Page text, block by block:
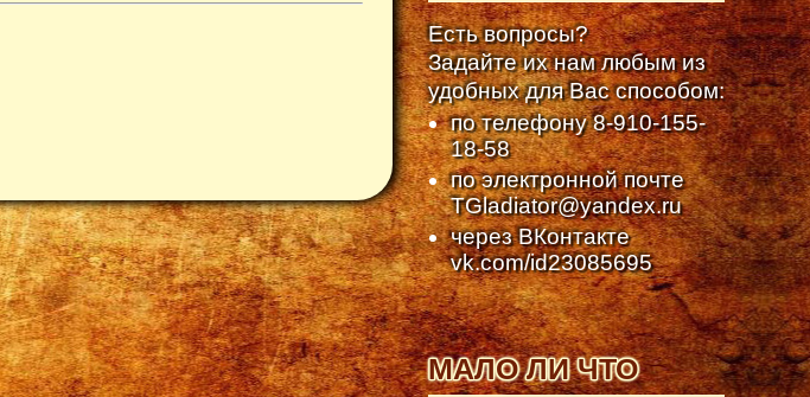
Есть вопросы?
Задайте их нам любым из
удобных для Вас способом:
по телефону8-910-155-
18-58
по электронной почте
TGladiator@yandex.ru
через ВКонтакте
vk.com/id23085695
МАЛО ЛИ ЧТО